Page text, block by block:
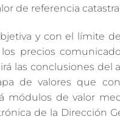
de referencia
y con el límite
precios
las conclusiones del
de valores que
módulos de valor
de la Dirección